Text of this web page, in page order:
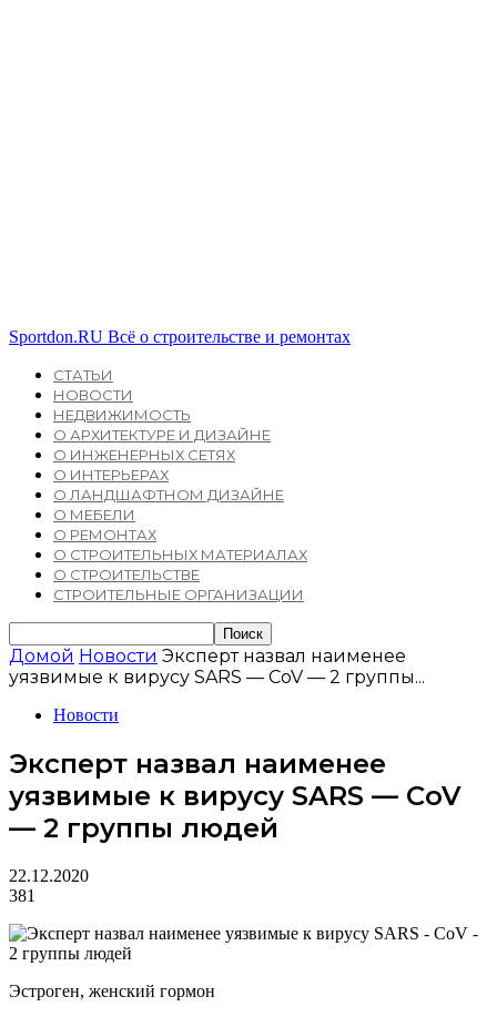
Sportdon.RU Всё о строительстве и ремонтах
СТАТЬИ
НОВОСТИ
НЕДВИЖИМОСТЬ
О АРХИТЕКТУРЕ И ДИЗАЙНЕ
О ИНЖЕНЕРНЫХ СЕТЯХ
О ИНТЕРЬЕРАХ
О ЛАНДШАФТНОМ ДИЗАЙНЕ
О МЕБЕЛИ
О РЕМОНТАХ
О СТРОИТЕЛЬНЫХ МАТЕРИАЛАХ
О СТРОИТЕЛЬСТВЕ
СТРОИТЕЛЬНЫЕ ОРГАНИЗАЦИИ
Домой Новости Эксперт назвал наименее
уязвимые к вирусу SARS — CoV — 2 группы...
Новости
Эксперт назвал наименее
уязвимые к вирусу SARS — CoV
— 2 группы людей
22.12.2020
381
Эстроген, женский гормон